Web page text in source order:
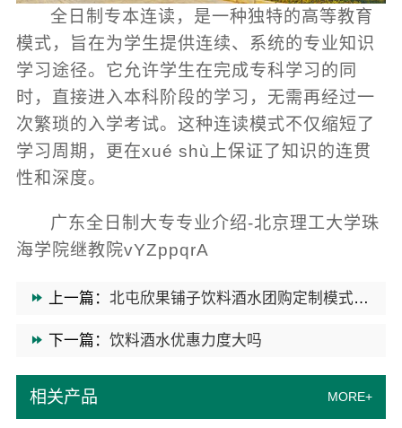
全日制专本连读，是一种独特的高等教育
模式，旨在为学生提供连续、系统的专业知识
学习途径。它允许学生在完成专科学习的同
时，直接进入本科阶段的学习，无需再经过一
次繁琐的入学考试。这种连读模式不仅缩短了
学习周期，更在xué shù上保证了知识的连贯
性和深度。
广东全日制大专专业介绍-北京理工大学珠
海学院继教院vYZppqrA
上一篇： 北屯欣果铺子饮料酒水团购定制模式始创品牌
下一篇： 饮料酒水优惠力度大吗
相关产品 MORE+